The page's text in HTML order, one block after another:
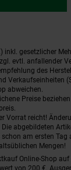
inkl. gesetzlicher
evtl. anfallender
des
Verkaufseinheiten
abweichen.
Preise
Vorrat reicht!
abgebildeten
am ersten Tag
Mengen!
Online-Shop
von 200 €.